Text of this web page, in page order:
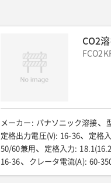
CO2
メーカー : パナソニック溶接
定格出力電圧(V): 16-36 定格
50/60兼用
定格入力:
16-36
クレータ電流(A): 60-
入力側ケーブル(SQ): ー 出力